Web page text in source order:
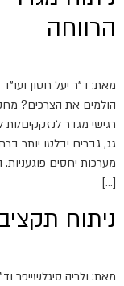
הרווחה
מאת: ד"ר יעל חסון ועו"ד
הולמים את הצרכים?
רגישי מגדר לנזקקים/
גג, גברים יבלטו יותר
מערכות יחסים
[…]
ניתוח
מאת: ולריה סיגלשייפר